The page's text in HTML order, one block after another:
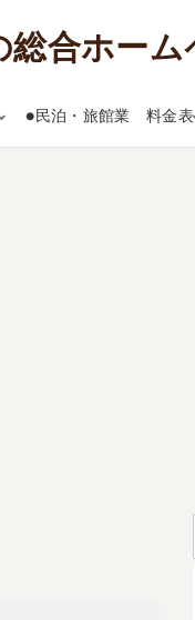
●民泊・旅館業 料金表